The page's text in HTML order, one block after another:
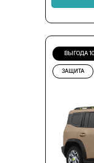
ЗАЩИТА
ВЫГОДА